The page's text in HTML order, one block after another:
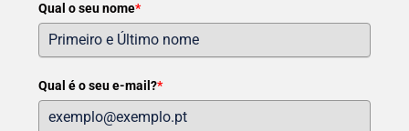
Qual o seu nome*
Qual é o seu e-mail?*